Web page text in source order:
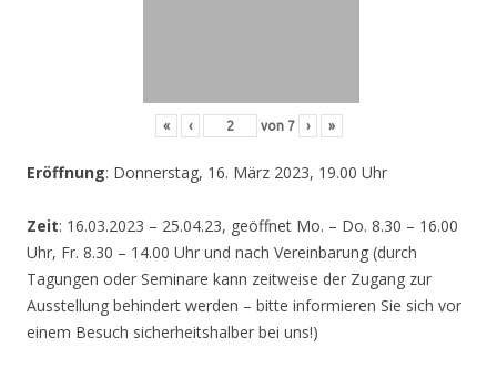
« ‹ von 7 › »
Eröffnung: Donnerstag, 16. März 2023, 19.00 Uhr
Zeit: 16.03.2023 – 25.04.23, geöffnet Mo. – Do. 8.30 – 16.00
Uhr, Fr. 8.30 – 14.00 Uhr und nach Vereinbarung (durch
Tagungen oder Seminare kann zeitweise der Zugang zur
Ausstellung behindert werden – bitte informieren Sie sich vor
einem Besuch sicherheitshalber bei uns!)